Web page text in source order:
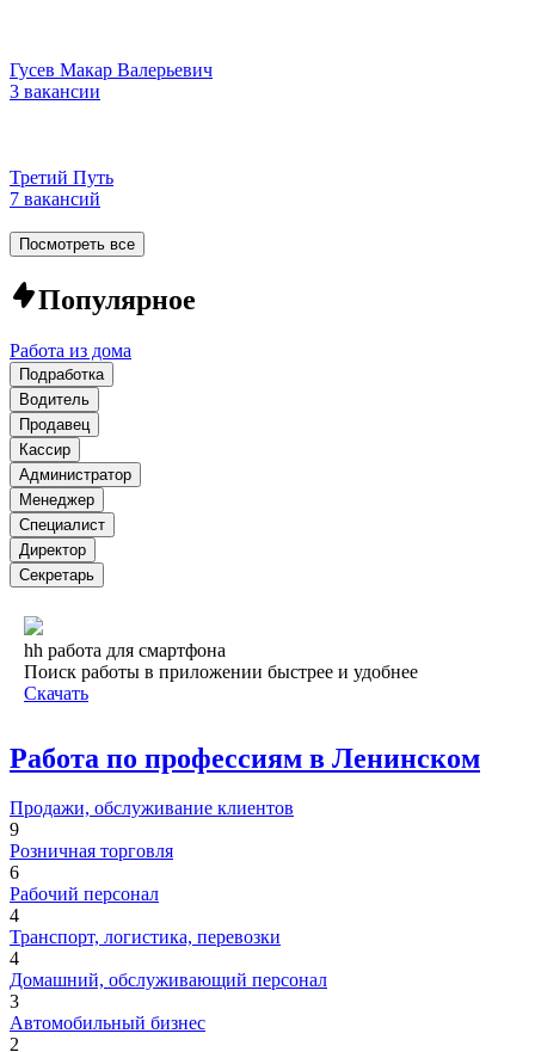
Гусев Макар Валерьевич
3 вакансии
Третий Путь
7 вакансий
Посмотреть все
Популярное
Работа из дома
Подработка
Водитель
Продавец
Кассир
Администратор
Менеджер
Специалист
Директор
Секретарь
hh работа для смартфона
Поиск работы в приложении быстрее и удобнее
Скачать
Работа по профессиям в Ленинском
Продажи, обслуживание клиентов
9
Розничная торговля
6
Рабочий персонал
4
Транспорт, логистика, перевозки
4
Домашний, обслуживающий персонал
3
Автомобильный бизнес
2